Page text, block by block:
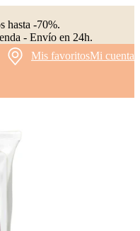
hasta -70%.
- Envío en 24h.
Mis favoritosMi cuenta